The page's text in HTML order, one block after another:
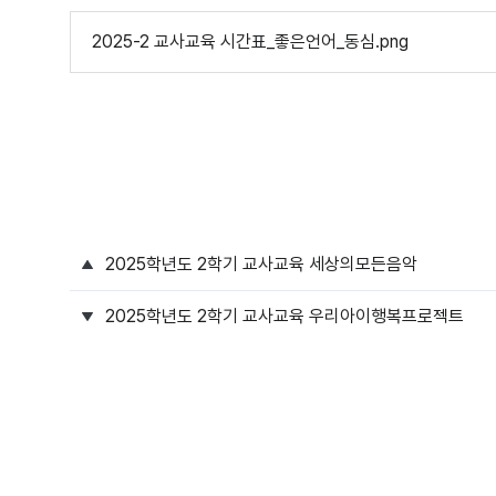
2025-2 교사교육 시간표_좋은언어_동심.png
2025학년도 2학기 교사교육 세상의모든음악
2025학년도 2학기 교사교육 우리아이행복프로젝트